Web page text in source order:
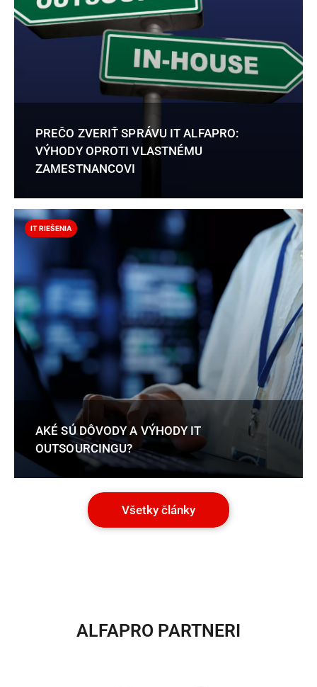
PREČO ZVERIŤ SPRÁVU IT ALFAPRO:
VÝHODY OPROTI VLASTNÉMU
ZAMESTNANCOVI
AKÉ SÚ DÔVODY A VÝHODY IT
OUTSOURCINGU?
IT RIEŠENIA
Všetky články
ALFAPRO PARTNERI​